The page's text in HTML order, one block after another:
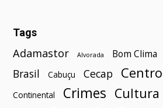
Tags
Adamastor Alvorada Bom Clima
Brasil Cabuçu Cecap Centro
Continental Crimes Cultura